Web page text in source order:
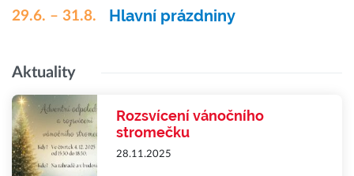
29.6. – 31.8. Hlavní prázdniny
Aktuality
Rozsvícení vánočního
stromečku
28.11.2025